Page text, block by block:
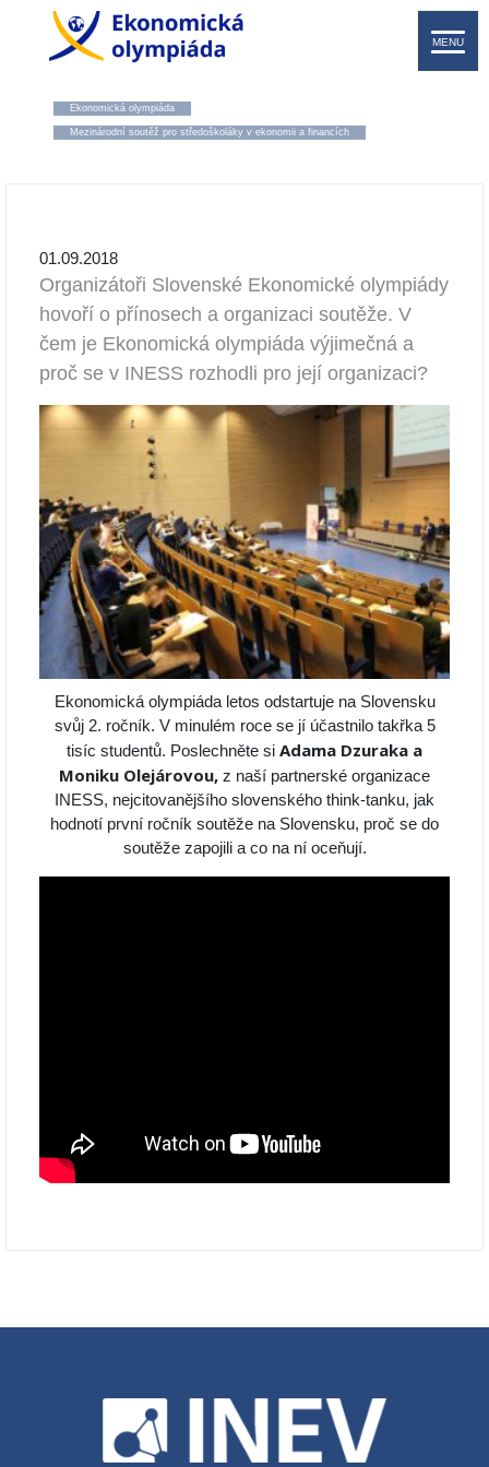
MENU
Ekonomická olympiáda
Mezinárodní soutěž pro středoškoláky v ekonomii a financích
01.09.2018
Organizátoři Slovenské Ekonomické olympiády
hovoří o přínosech a organizaci soutěže. V
čem je Ekonomická olympiáda výjimečná a
proč se v INESS rozhodli pro její organizaci?
Ekonomická olympiáda letos odstartuje na Slovensku
svůj 2. ročník. V minulém roce se jí účastnilo takřka 5
tisíc studentů. Poslechněte si Adama Dzuraka a
Moniku Olejárovou, z naší partnerské organizace
INESS, nejcitovanějšího slovenského think-tanku, jak
hodnotí první ročník soutěže na Slovensku, proč se do
soutěže zapojili a co na ní oceňují.